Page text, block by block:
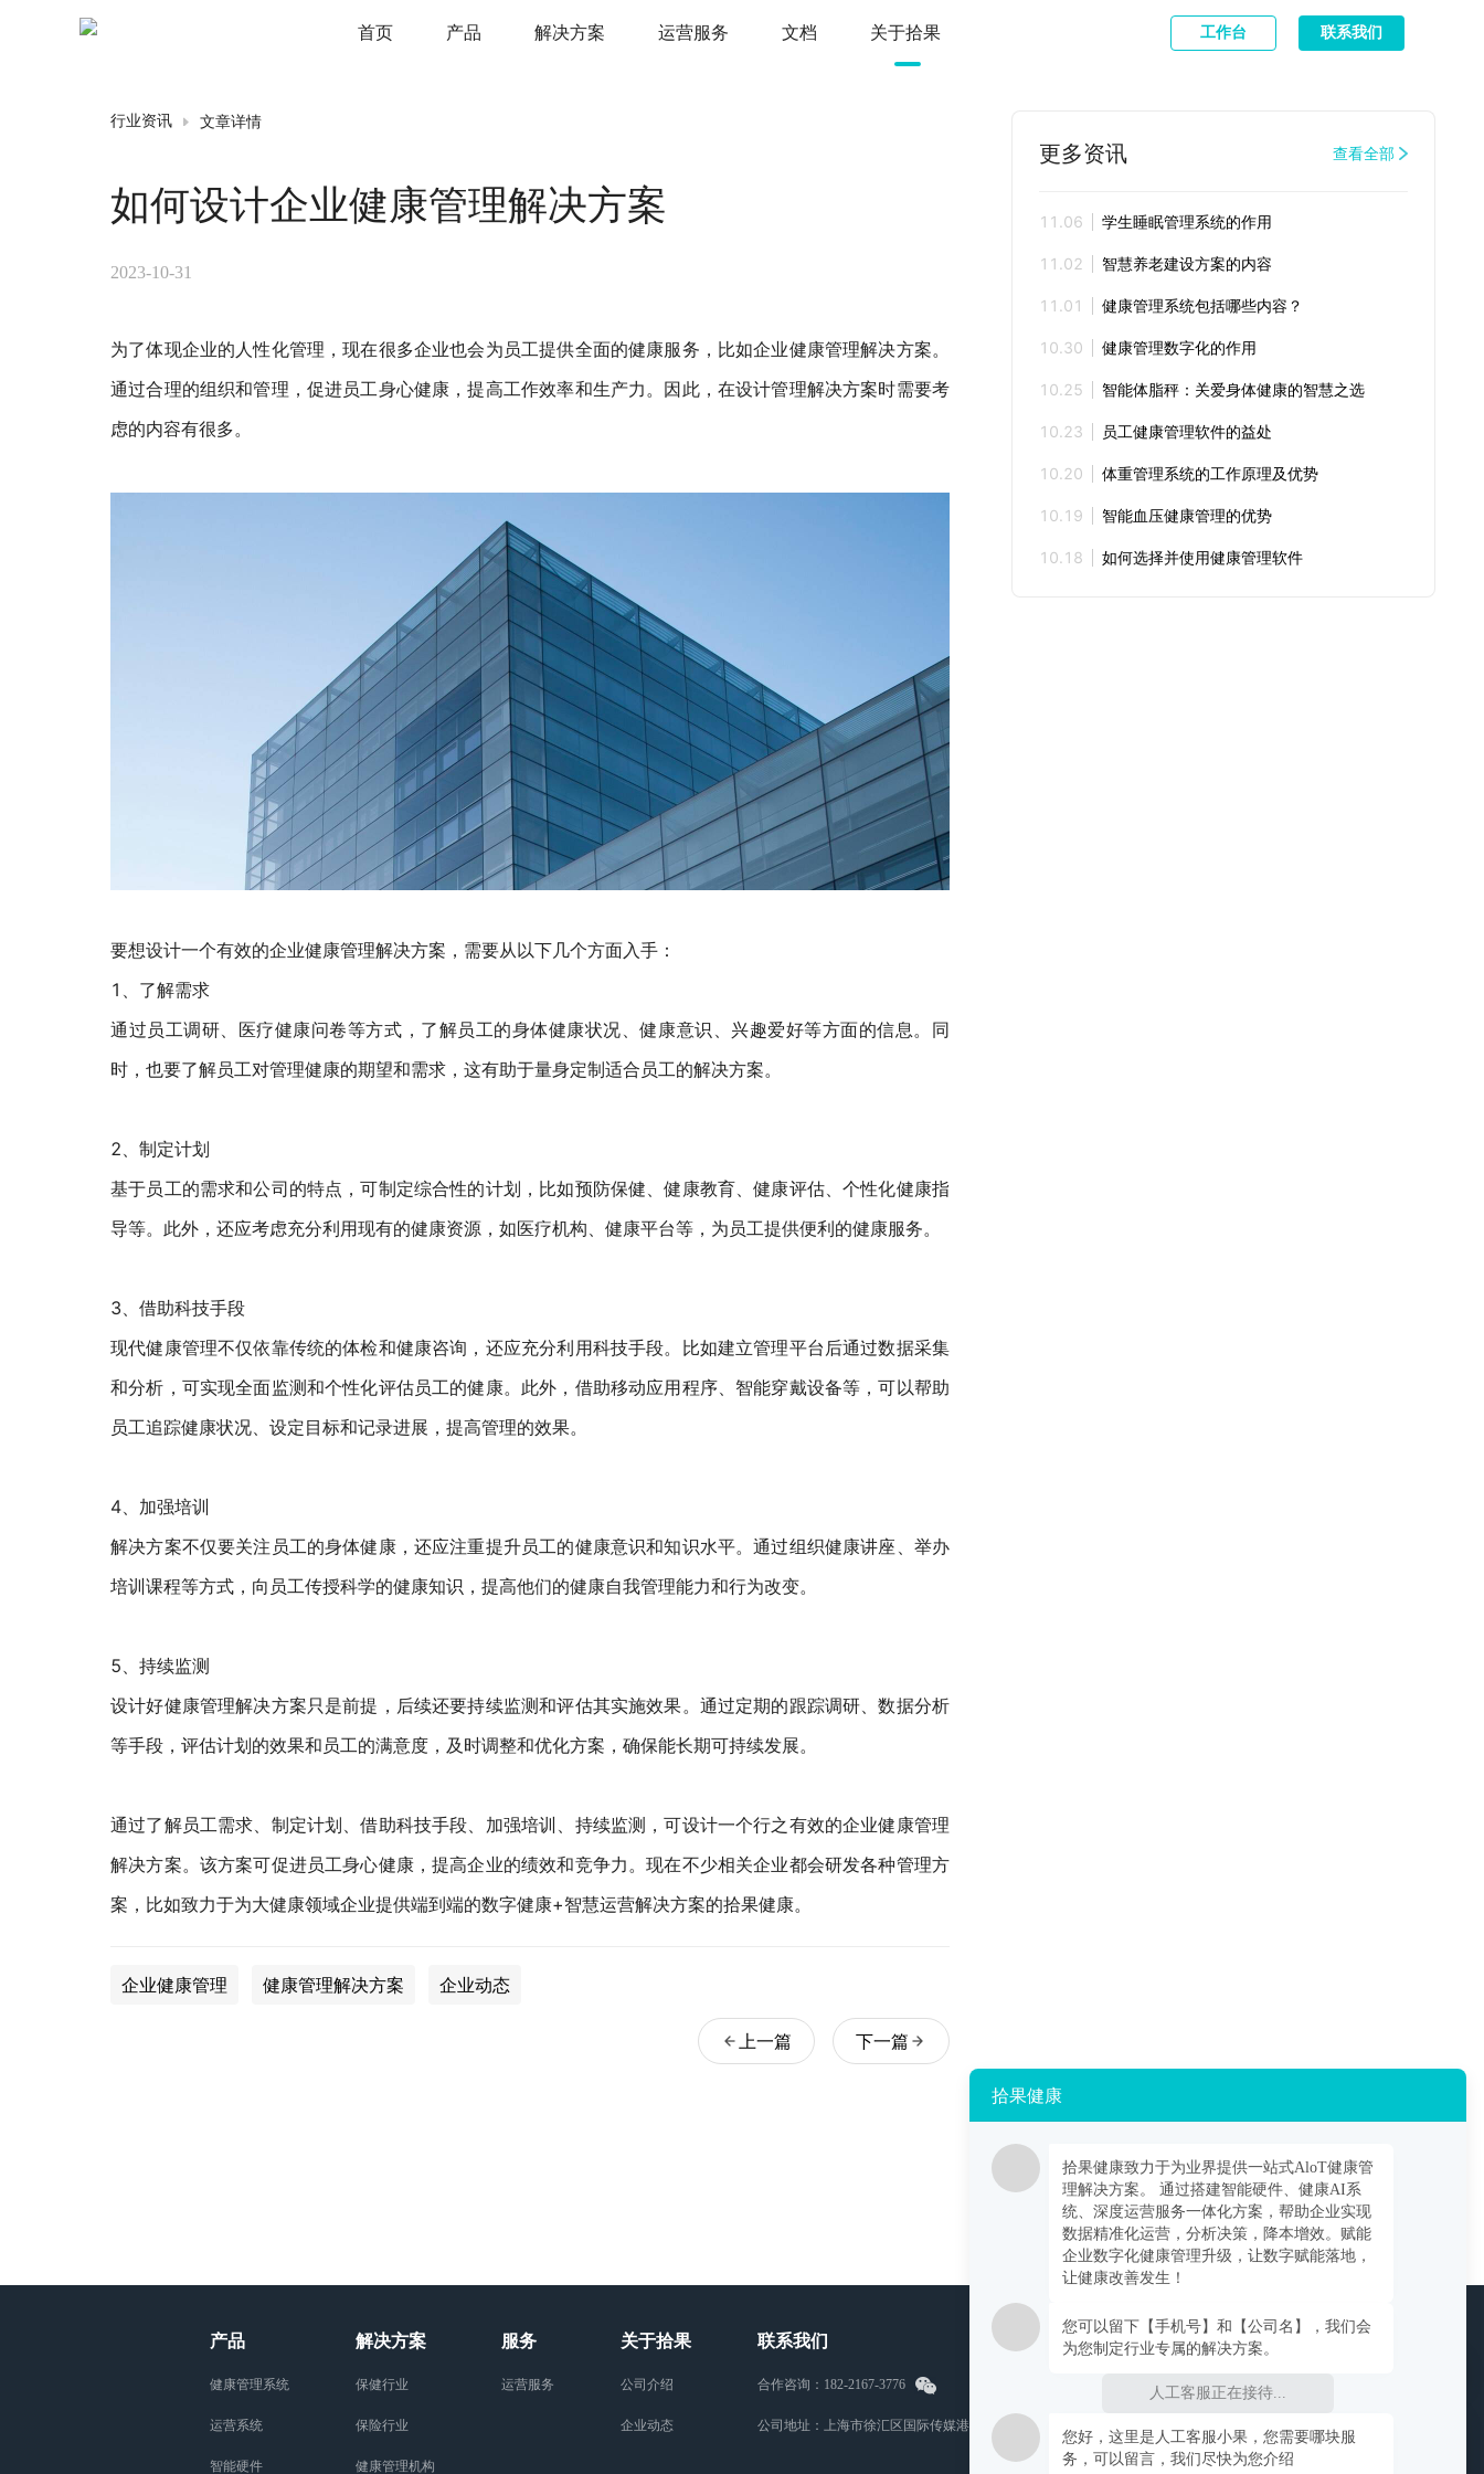
首页 产品 解决方案 运营服务 文档 关于拾果 工作台 联系我们
行业资讯 文章详情
如何设计企业健康管理解决方案
2023-10-31
为了体现企业的人性化管理，现在很多企业也会为员工提供全面的健康服务，比如企业健康管理解决方案。
通过合理的组织和管理，促进员工身心健康，提高工作效率和生产力。因此，在设计管理解决方案时需要考
虑的内容有很多。
要想设计一个有效的企业健康管理解决方案，需要从以下几个方面入手：
1、了解需求
通过员工调研、医疗健康问卷等方式，了解员工的身体健康状况、健康意识、兴趣爱好等方面的信息。同
时，也要了解员工对管理健康的期望和需求，这有助于量身定制适合员工的解决方案。
2、制定计划
基于员工的需求和公司的特点，可制定综合性的计划，比如预防保健、健康教育、健康评估、个性化健康指
导等。此外，还应考虑充分利用现有的健康资源，如医疗机构、健康平台等，为员工提供便利的健康服务。
3、借助科技手段
现代健康管理不仅依靠传统的体检和健康咨询，还应充分利用科技手段。比如建立管理平台后通过数据采集
和分析，可实现全面监测和个性化评估员工的健康。此外，借助移动应用程序、智能穿戴设备等，可以帮助
员工追踪健康状况、设定目标和记录进展，提高管理的效果。
4、加强培训
解决方案不仅要关注员工的身体健康，还应注重提升员工的健康意识和知识水平。通过组织健康讲座、举办
培训课程等方式，向员工传授科学的健康知识，提高他们的健康自我管理能力和行为改变。
5、持续监测
设计好健康管理解决方案只是前提，后续还要持续监测和评估其实施效果。通过定期的跟踪调研、数据分析
等手段，评估计划的效果和员工的满意度，及时调整和优化方案，确保能长期可持续发展。
通过了解员工需求、制定计划、借助科技手段、加强培训、持续监测，可设计一个行之有效的企业健康管理
解决方案。该方案可促进员工身心健康，提高企业的绩效和竞争力。现在不少相关企业都会研发各种管理方
案，比如致力于为大健康领域企业提供端到端的数字健康+智慧运营解决方案的拾果健康。
企业健康管理 健康管理解决方案 企业动态
下一篇
上一篇
更多资讯 查看全部
11.06 学生睡眠管理系统的作用
11.02 智慧养老建设方案的内容
11.01 健康管理系统包括哪些内容？
10.30 健康管理数字化的作用
10.25 智能体脂秤：关爱身体健康的智慧之选
10.23 员工健康管理软件的益处
10.20 体重管理系统的工作原理及优势
10.19 智能血压健康管理的优势
10.18 如何选择并使用健康管理软件
产品
健康管理系统
运营系统
智能硬件
解决方案
保健行业
保险行业
健康管理机构
服务
运营服务
关于拾果
公司介绍
企业动态
联系我们
合作咨询：182-2167-3776
公司地址：上海市徐汇区国际传媒港M2栋6楼
关注拾果
关注公众号
拾果健康
拾果健康致力于为业界提供一站式AloT健康管
理解决方案。 通过搭建智能硬件、健康AI系
统、深度运营服务一体化方案，帮助企业实现
数据精准化运营，分析决策，降本增效。赋能
企业数字化健康管理升级，让数字赋能落地，
让健康改善发生！
您可以留下【手机号】和【公司名】，我们会
为您制定行业专属的解决方案。
人工客服正在接待...
您好，这里是人工客服小果，您需要哪块服
务，可以留言，我们尽快为您介绍